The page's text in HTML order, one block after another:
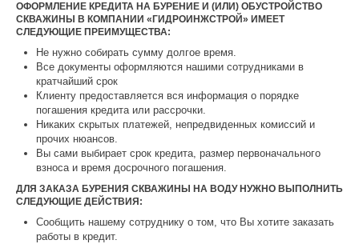
ОФОРМЛЕНИЕ КРЕДИТА НА БУРЕНИЕ И (ИЛИ) ОБУСТРОЙСТВО
СКВАЖИНЫ В КОМПАНИИ «ГИДРОИНЖСТРОЙ» ИМЕЕТ
СЛЕДУЮЩИЕ ПРЕИМУЩЕСТВА:
Не нужно собирать сумму долгое время.
Все документы оформляются нашими сотрудниками в
кратчайший срок
Клиенту предоставляется вся информация о порядке
погашения кредита или рассрочки.
Никаких скрытых платежей, непредвиденных комиссий и
прочих нюансов.
Вы сами выбирает срок кредита, размер первоначального
взноса и время досрочного погашения.
ДЛЯ ЗАКАЗА БУРЕНИЯ СКВАЖИНЫ НА ВОДУ НУЖНО ВЫПОЛНИТЬ
СЛЕДУЮЩИЕ ДЕЙСТВИЯ:
Сообщить нашему сотруднику о том, что Вы хотите заказать
работы в кредит.